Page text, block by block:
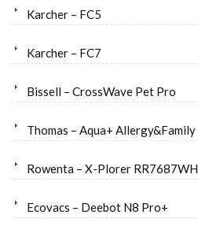
Karcher – FC5
Karcher – FC7
Bissell – CrossWave Pet Pro
Thomas – Aqua+ Allergy&Family
Rowenta – X-Plorer RR7687WH
Ecovacs – Deebot N8 Pro+